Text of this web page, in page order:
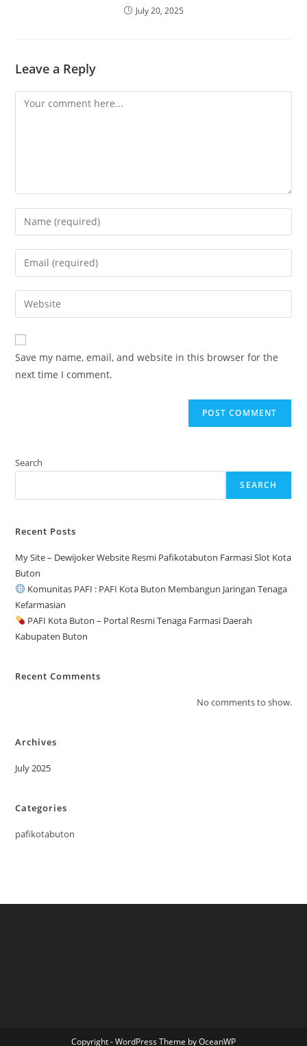
July 20, 2025
Leave a Reply
Comment
Enter
your
name
comment
Enter
your
email
address
comment
Enter
your
website
URL
(optional)
Save my name, email, and website in this browser for the
next time I comment.
Search
SEARCH
Recent Posts
My Site – Dewijoker Website Resmi Pafikotabuton Farmasi Slot Kota
Buton
Komunitas PAFI : PAFI Kota Buton Membangun Jaringan Tenaga
Kefarmasian
PAFI Kota Buton – Portal Resmi Tenaga Farmasi Daerah
Kabupaten Buton
Recent Comments
No comments to show.
Archives
July 2025
Categories
pafikotabuton
Copyright - WordPress Theme by OceanWP